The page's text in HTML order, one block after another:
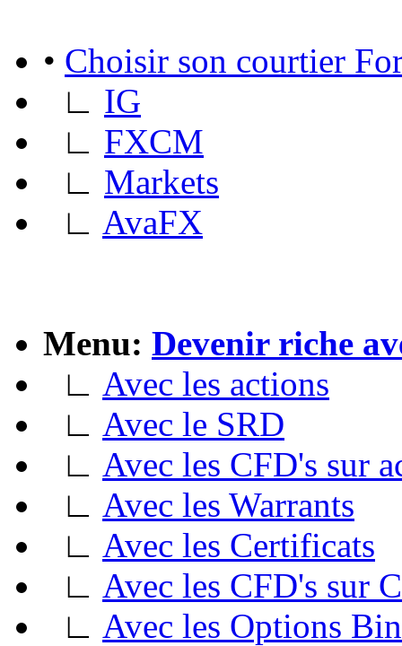
• Choisir son courtier
∟ IG
∟ FXCM
∟ Markets
∟ AvaFX
Menu: Devenir riche
∟ Avec les actions
∟ Avec le SRD
∟ Avec les CFD's sur
∟ Avec les Warrants
∟ Avec les Certificats
∟ Avec les CFD's sur
∟ Avec les Options